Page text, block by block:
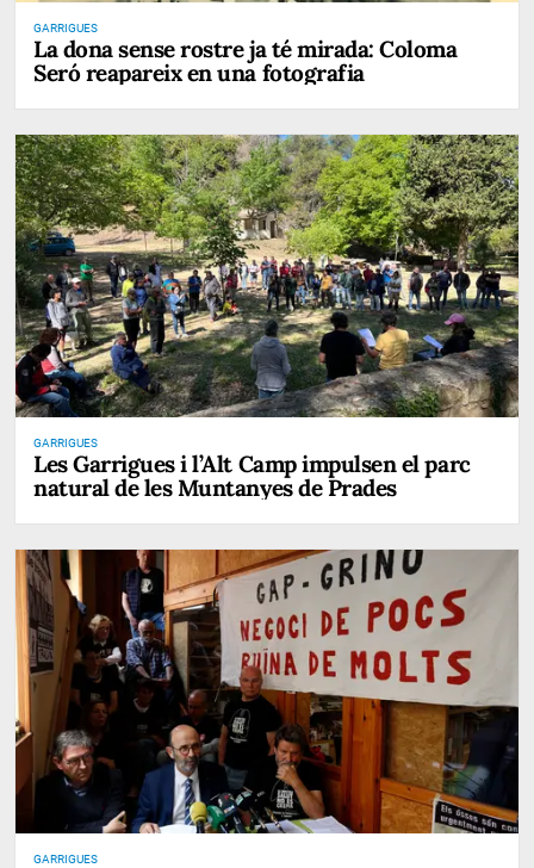
GARRIGUES
La dona sense rostre ja té mirada: Coloma
Seró reapareix en una fotografia
GARRIGUES
Les Garrigues i l’Alt Camp impulsen el parc
natural de les Muntanyes de Prades
GARRIGUES